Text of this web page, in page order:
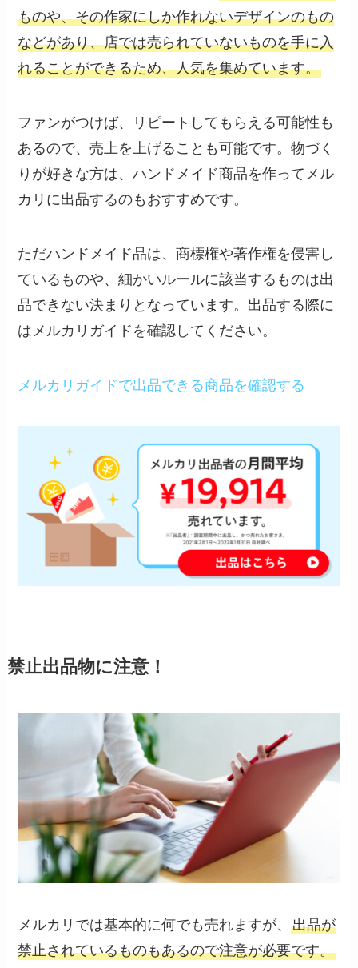
ものや、その作家にしか作れないデザインのもの
などがあり、店では売られていないものを手に入
れることができるため、人気を集めています。
ファンがつけば、リピートしてもらえる可能性も
あるので、売上を上げることも可能です。物づく
りが好きな方は、ハンドメイド商品を作ってメル
カリに出品するのもおすすめです。
ただハンドメイド品は、商標権や著作権を侵害し
ているものや、細かいルールに該当するものは出
品できない決まりとなっています。出品する際に
はメルカリガイドを確認してください。
メルカリガイドで出品できる商品を確認する
禁止出品物に注意！
メルカリでは基本的に何でも売れますが、出品が
禁止されているものもあるので注意が必要です。